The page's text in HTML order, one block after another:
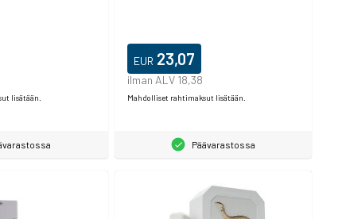
lisätään.
EUR 23,07
ilman ALV 18,38
Mahdolliset rahtimaksut lisätään.
Päävarastossa